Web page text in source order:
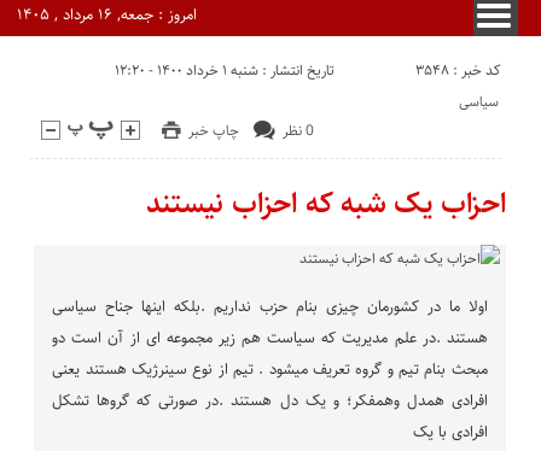
امروز : جمعه, ۱۶ مرداد , ۱۴۰۵
کد خبر : 3548 تاریخ انتشار : شنبه ۱ خرداد ۱۴۰۰ - ۱۲:۲۰
چاپ خبر 0 نظر
سیاسی
احزاب یک شبه که احزاب نیستند
اولا ما در کشورمان چیزی بنام حزب نداریم .بلکه اینها جناح سیاسی
هستند .در علم مدیریت که سیاست هم زیر مجموعه ای از آن است دو
مبحث بنام تیم و گروه تعریف میشود . تیم از نوع سینرژیک هستند یعنی
افرادی همدل وهمفکر؛ و یک دل هستند .در صورتی که گروها تشکل
افرادی با یک